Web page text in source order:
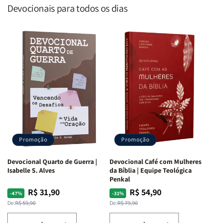
Devocionais para todos os dias
Promoção
Devocional Quarto de Guerra |
Isabelle S. Alves
-47%
Preço
normal
De:R$ 59,90
Preço
promocional
R$ 31,90
Promoção
Devocional Café com Mulheres
da Bíblia | Equipe Teológica
Penkal
-31%
Preço
normal
De:R$ 79,90
Preço
promocional
R$ 54,90